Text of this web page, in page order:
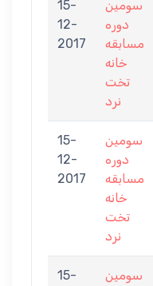
15-
12-
2017
سومین
دوره
مسابقه
خانه
تخت
نرد
15-
12-
2017
سومین
دوره
مسابقه
خانه
تخت
نرد
15-
سومین